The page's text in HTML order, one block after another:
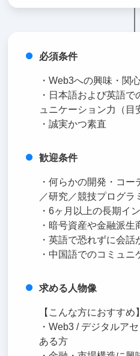
必須条件
・Web3への興味・関
・日本語および英語で
ュニケーション力（目
・誠実かつ素直
歓迎条件
・何らかの開発・コ
／研究／競技プログラ
・6ヶ月以上の長期イ
・暗号資産や金融派
・英語で恐れずに会話
・中国語でのコミュ
求める人物像
【こんな方におすすめ】
・Web3 / デジタルア
ある方